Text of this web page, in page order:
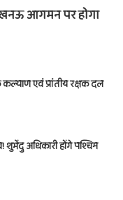
आगमन पर होगा
एवं प्रांतीय रक्षक दल
शुभेंदु अधिकारी होंगे पश्चिम